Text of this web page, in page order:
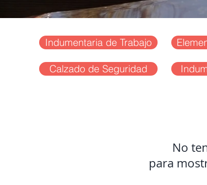
Indumentaria de Trabajo
Calzado de Seguridad
No
para